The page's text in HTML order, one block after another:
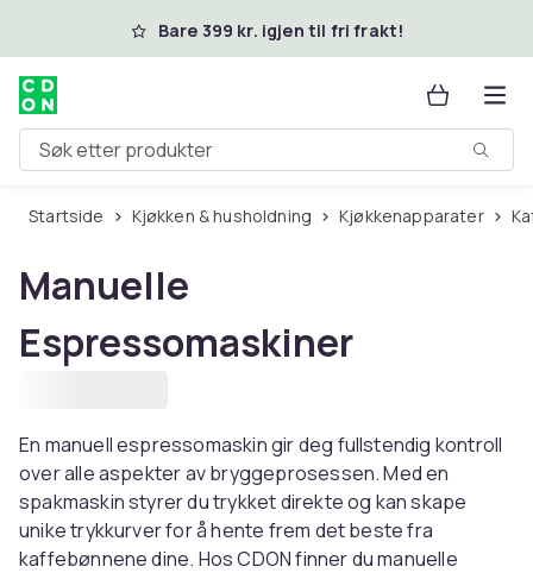
Hopp til hovedinnholdBare 399 kr. igjen til fri frakt!
Søk etter produkter
Startside Kjøkken & husholdning Kjøkkenapparater
Manuelle
Espressomaskiner
En manuell espressomaskin gir deg fullstendig kontroll
over alle aspekter av bryggeprosessen. Med en
spakmaskin styrer du trykket direkte og kan skape
unike trykkurver for å hente frem det beste fra
kaffebønnene dine. Hos CDON finner du manuelle